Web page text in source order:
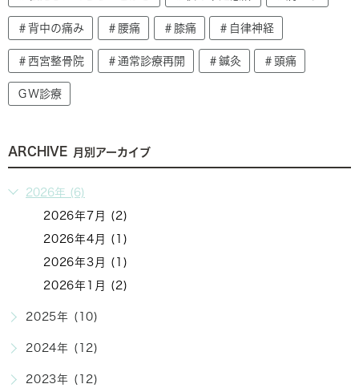
＃背中の痛み ＃腰痛 ＃膝痛 ＃自律神経
＃西宮整骨院 ＃通常診療再開 ＃鍼灸 ＃頭痛
ＧＷ診療
ARCHIVE 月別アーカイブ
2026年 (6)
2026年7月 (2)
2026年4月 (1)
2026年3月 (1)
2026年1月 (2)
2025年 (10)
2024年 (12)
2023年 (12)